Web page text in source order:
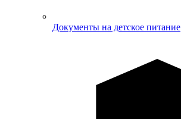
Документы на детское питание